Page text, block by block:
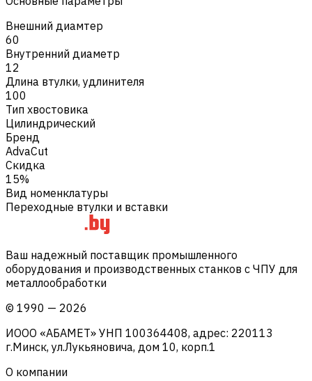
Внешний диамтер
60
Внутренний диаметр
12
Длина втулки, удлинителя
100
Тип хвостовика
Цилиндрический
Бренд
AdvaCut
Скидка
15%
Вид номенклатуры
Переходные втулки и вставки
Ваш надежный поставщик промышленного
оборудования и производственных станков с ЧПУ для
металлообработки
© 1990 — 2026
ИООО «АБАМЕТ» УНП 100364408, адрес: 220113
г.Минск, ул.Лукьяновича, дом 10, корп.1
О компании